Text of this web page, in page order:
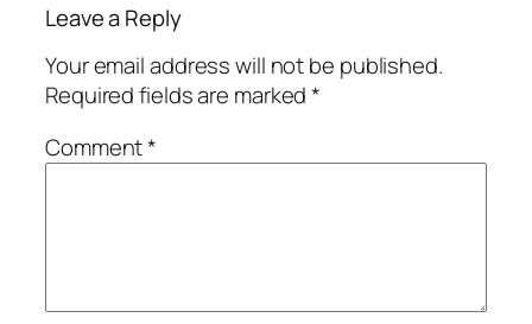
Leave a Reply
Your email address will not be published.
Required fields are marked*
Comment*